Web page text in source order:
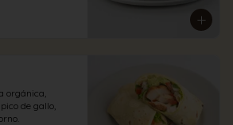
orgánica,
de gallo,